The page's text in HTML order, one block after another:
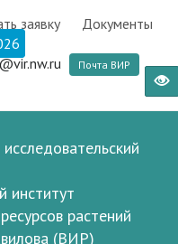
заявку
Документы
Почта ВИР
институт
растений
(ВИР)